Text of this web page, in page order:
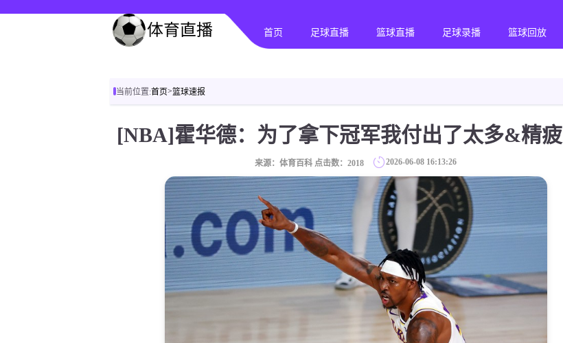
首页 足球直播 篮球直播 足球录播 篮球回放
当前位置:首页>篮球速报
来源：体育百科 点击数：2018 2026-06-08 16:13:26